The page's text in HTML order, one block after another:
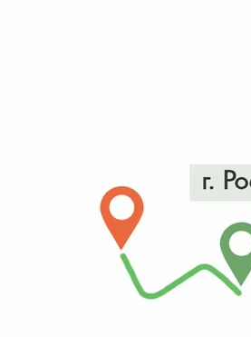
Овсяница
Осока
Пахизандра
Пеннисетум